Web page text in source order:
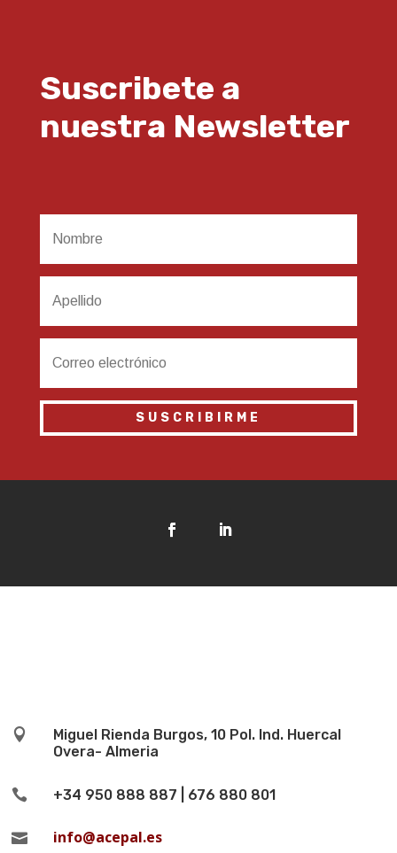
Suscribete a
nuestra Newsletter
SUSCRIBIRME

Miguel Rienda Burgos, 10 Pol. Ind. Huercal
Overa- Almeria
 +34 950 888 887 | 676 880 801
 info@acepal.es